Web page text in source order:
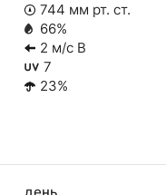
744 мм рт. ст.
66%
2 м/с В
7
23%
день